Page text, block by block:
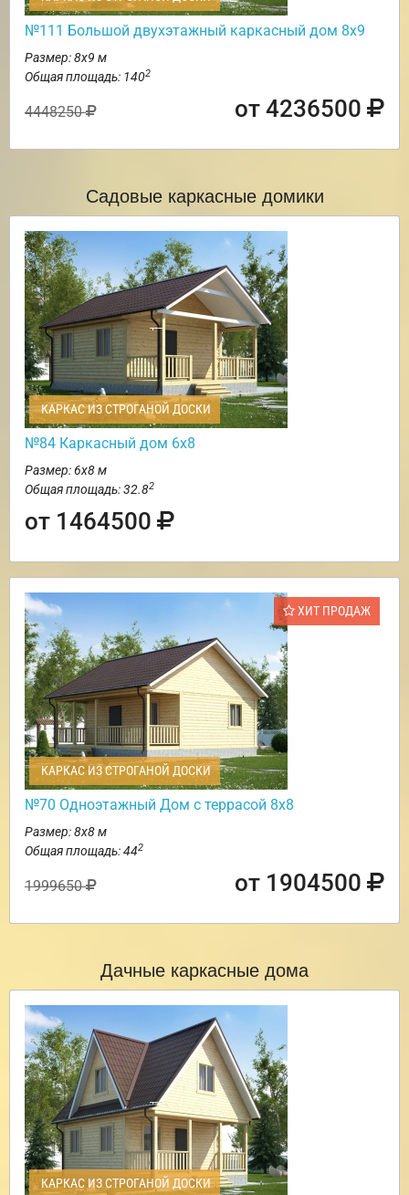
№111 Большой двухэтажный каркасный дом 8х9
Размер: 8х9 м
Общая площадь: 1402
4448250 от 4236500
Садовые каркасные домики
КАРКАС ИЗ СТРОГАНОЙ ДОСКИ
№84 Каркасный дом 6х8
Размер: 6х8 м
Общая площадь: 32.82
от 1464500
ХИТ ПРОДАЖ
КАРКАС ИЗ СТРОГАНОЙ ДОСКИ
№70 Одноэтажный Дом с террасой 8х8
Размер: 8х8 м
Общая площадь: 442
1999650 от 1904500
Дачные каркасные дома
КАРКАС ИЗ СТРОГАНОЙ ДОСКИ